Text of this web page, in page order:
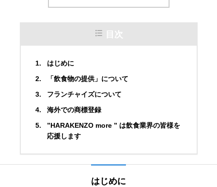
目次
はじめに
「飲食物の提供」について
フランチャイズについて
海外での商標登録
”HARAKENZO more ” は飲食業界の皆様を
応援します
はじめに